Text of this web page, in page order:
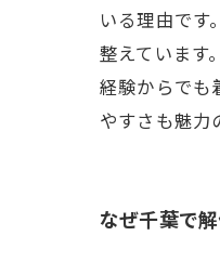
いる理由で
整えています
経験からでも
やすさも魅力
なぜ千葉で